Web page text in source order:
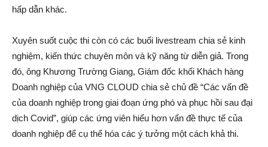
hấp dẫn khác.
Xuyên suốt cuộc thi còn có các buổi livestream chia sẻ kinh
nghiệm, kiến thức chuyên môn và kỹ năng từ diễn giả. Trong
đó, ông Khương Trường Giang, Giám đốc khối Khách hàng
Doanh nghiệp của VNG CLOUD chia sẻ chủ đề “Các vấn đề
của doanh nghiệp trong giai đoạn ứng phó và phục hồi sau đại
dịch Covid”, giúp các ứng viên hiểu hơn vấn đề thực tế của
doanh nghiệp để cụ thể hóa các ý tưởng một cách khả thi.